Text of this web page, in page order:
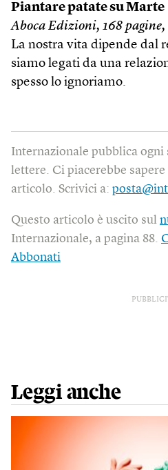
Piantare patate su Marte
Aboca Edizioni, 168 pagine,
La nostra vita dipende dal
siamo legati da una
spesso lo ignoriamo.
Internazionale pubblica ogni
lettere. Ci piacerebbe
articolo. Scrivici a:
Questo articolo è uscito sul
Internazionale, a pagina 88.
Abbonati
Leggi anche